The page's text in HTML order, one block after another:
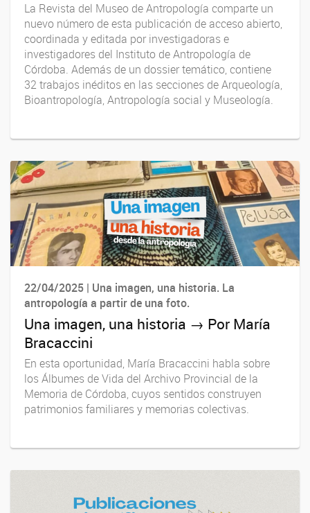
La Revista del Museo de Antropología comparte un
nuevo número de esta publicación de acceso abierto,
coordinada y editada por investigadoras e
investigadores del Instituto de Antropología de
Córdoba. Además de un dossier temático, contiene
32 trabajos inéditos en las secciones de Arqueología,
Bioantropología, Antropología social y Museología.
22/04/2025 | Una imagen, una historia. La
antropología a partir de una foto.
Una imagen, una historia → Por María
Bracaccini
En esta oportunidad, María Bracaccini habla sobre
los Álbumes de Vida del Archivo Provincial de la
Memoria de Córdoba, cuyos sentidos construyen
patrimonios familiares y memorias colectivas.